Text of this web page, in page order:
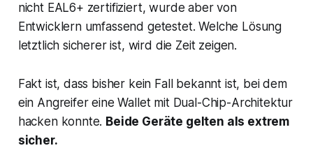
nicht EAL6+ zertifiziert, wurde aber von
Entwicklern umfassend getestet. Welche Lösung
letztlich sicherer ist, wird die Zeit zeigen.
Fakt ist, dass bisher kein Fall bekannt ist, bei dem
ein Angreifer eine Wallet mit Dual-Chip-Architektur
hacken konnte. Beide Geräte gelten als extrem
sicher.